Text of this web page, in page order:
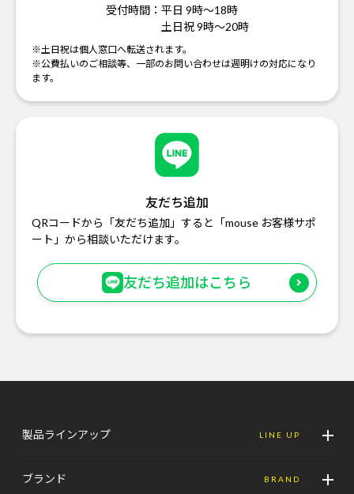
受付時間： 平日 9時～18時
土日祝 9時～20時
※土日祝は個人窓口へ転送されます。
※公費払いのご相談等、一部のお問い合わせは週明けの対応になり
ます。
友だち追加
QRコードから「友だち追加」すると「mouse お客様サポ
ート」から相談いただけます。
友だち追加はこちら
製品ラインアップ LINE UP
ブランド BRAND